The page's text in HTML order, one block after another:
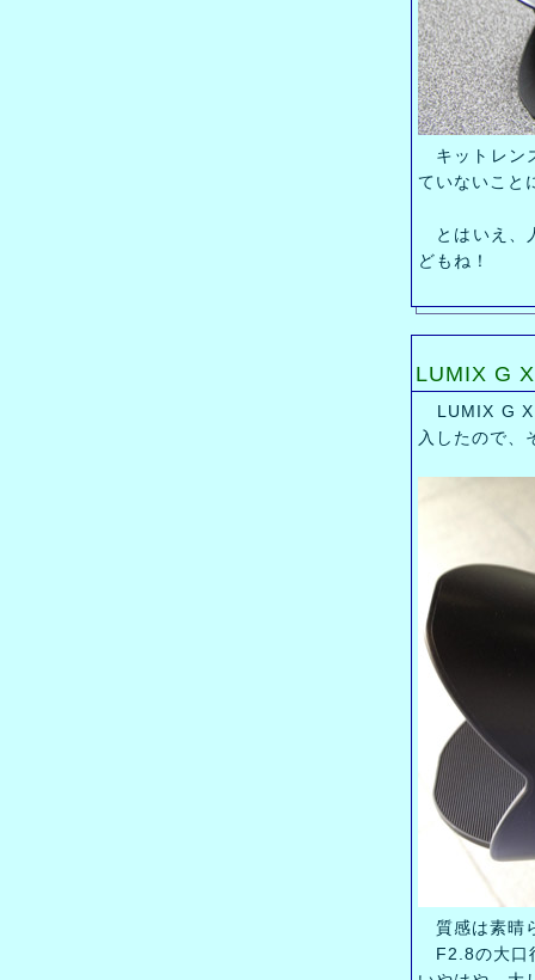
キットレン
ていないこと
とはいえ、
どもね！
LUMIX G
LUMIX G X
入したので、
質感は素晴
F2.8の大口